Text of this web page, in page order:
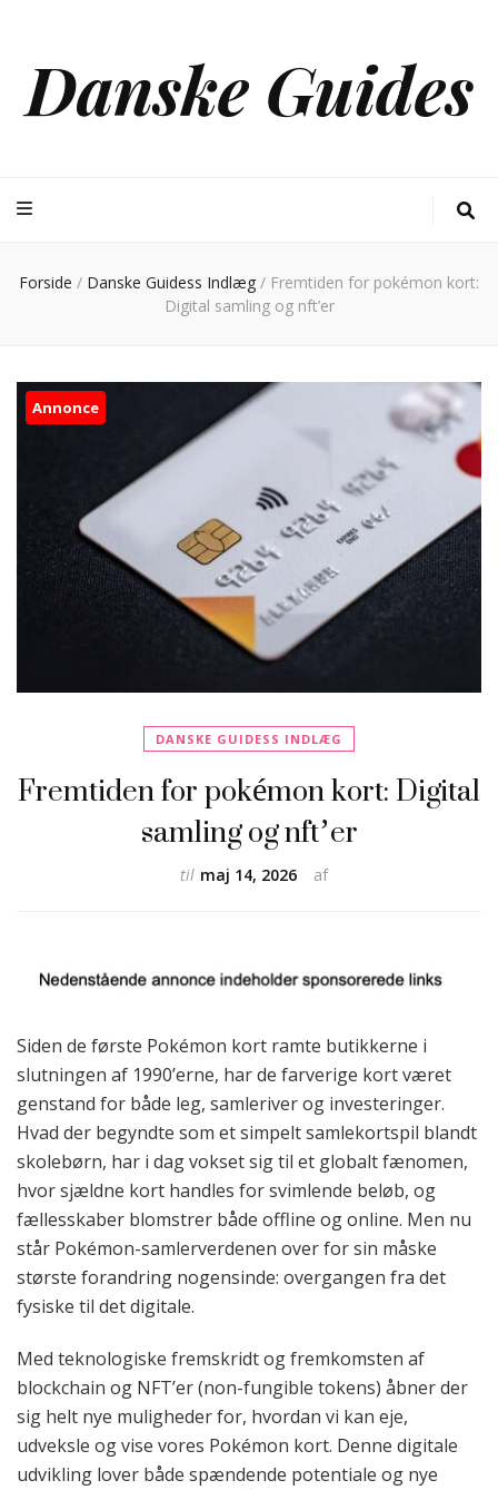
Danske Guides
Forside / Danske Guidess Indlæg / Fremtiden for pokémon kort:
Digital samling og nft’er
Annonce
DANSKE GUIDESS INDLÆG
Fremtiden for pokémon kort: Digital
samling og nft’er
af
til maj 14, 2026
Siden de første Pokémon kort ramte butikkerne i
slutningen af 1990’erne, har de farverige kort været
genstand for både leg, samleriver og investeringer.
Hvad der begyndte som et simpelt samlekortspil blandt
skolebørn, har i dag vokset sig til et globalt fænomen,
hvor sjældne kort handles for svimlende beløb, og
fællesskaber blomstrer både offline og online. Men nu
står Pokémon-samlerverdenen over for sin måske
største forandring nogensinde: overgangen fra det
fysiske til det digitale.
Med teknologiske fremskridt og fremkomsten af
blockchain og NFT’er (non-fungible tokens) åbner der
sig helt nye muligheder for, hvordan vi kan eje,
udveksle og vise vores Pokémon kort. Denne digitale
udvikling lover både spændende potentiale og nye